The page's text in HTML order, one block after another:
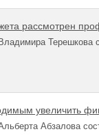
рассмотрен
Терешкова
увеличить
Абзалова